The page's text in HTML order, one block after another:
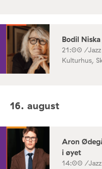
Bodil Niska
21:00 /
Kulturhus,
16. august
Aron
i øyet
14:00 /